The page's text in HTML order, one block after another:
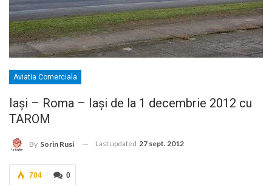
Aviatia Comerciala
Iaşi – Roma – Iaşi de la 1 decembrie 2012 cu
TAROM
By Sorin Rusi Last updated 27 sept. 2012
0
704